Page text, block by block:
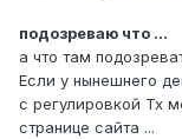
подозреваю что ...
а что там
Если у нынешнего
с регулировкой Tx
странице сайта ...